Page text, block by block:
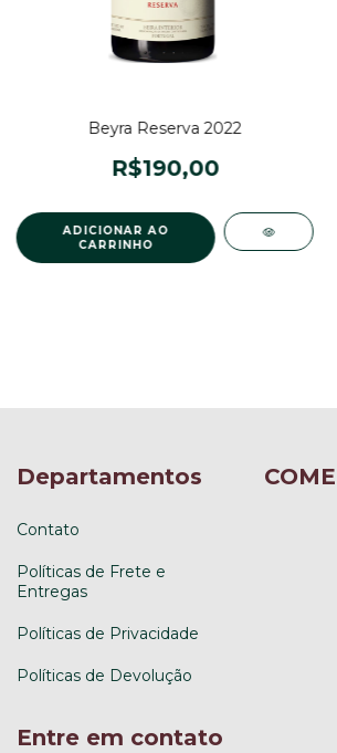
Beyra Reserva 2022
R$190,00
Departamentos
Contato
Políticas de Frete e
Entregas
Políticas de Privacidade
Políticas de Devolução
Entre em contato